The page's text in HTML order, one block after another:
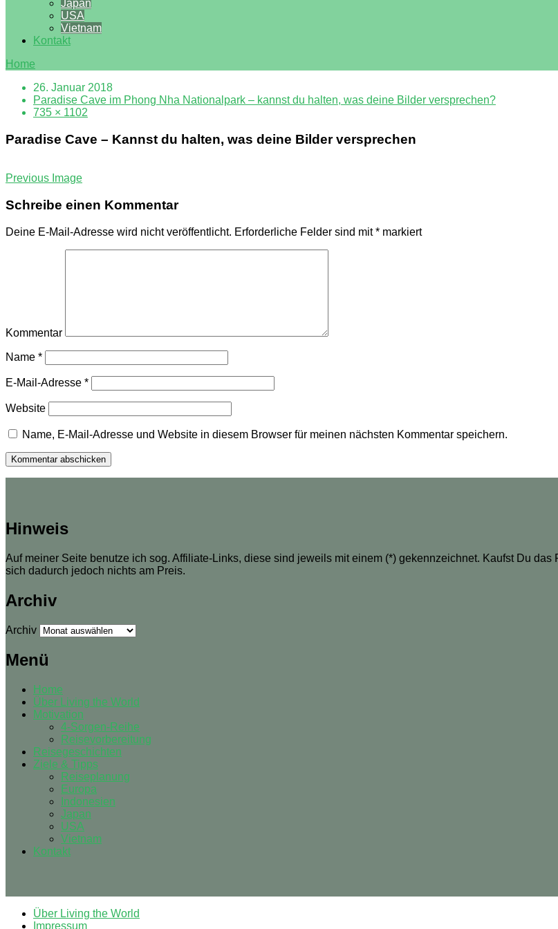
Japan
USA
Vietnam
Kontakt
Home
26. Januar 2018
Paradise Cave im Phong Nha Nationalpark – kannst du halten, was deine Bilder versprechen?
735 × 1102
Paradise Cave – Kannst du halten, was deine Bilder versprechen
Previous Image
Schreibe einen Kommentar
Deine E-Mail-Adresse wird nicht veröffentlicht. Erforderliche Felder sind mit* markiert
Kommentar
Name *
E-Mail-Adresse *
Website
Name, E-Mail-Adresse und Website in diesem Browser für meinen nächsten Kommentar speichern.
Hinweis
Auf meiner Seite benutze ich sog. Affiliate-Links, diese sind jeweils mit einem (*) gekennzeichnet. Kaufst Du
sich dadurch jedoch nichts am Preis.
Archiv
Archiv
Menü
Home
Über Living the World
Motivation
4-Sorgen-Reihe
Reisevorbereitung
Reisegeschichten
Ziele & Tipps
Reiseplanung
Europa
Indonesien
Japan
USA
Vietnam
Kontakt
Über Living the World
Impressum